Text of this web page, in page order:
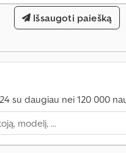
Išsaugoti paiešką
su daugiau nei 120 000
4
0
0
0
i
r